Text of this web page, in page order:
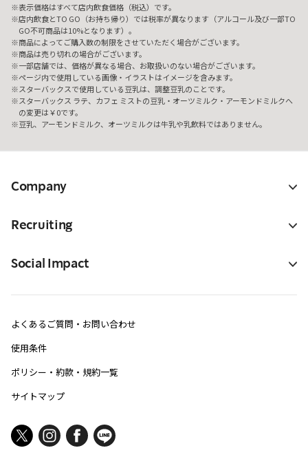
表示価格はすべて店内飲食価格（税込）です。
店内飲食とTO GO（お持ち帰り）では税率が異なります（アルコール及び一部TO
GO不可商品は10%となります）。
商品によってご購入数の制限をさせていただく場合がございます。
商品は売り切れの場合がございます。
一部店舗では、価格が異なる場合、お取扱いのない場合がございます。
ページ内で使用している画像・イラストはイメージを含みます。
スターバックスで使用している豆乳は、調整豆乳のことです。
スターバックス ラテ、カフェ ミストの豆乳・オーツミルク・アーモンドミルクへ
の変更は￥0です。
豆乳、アーモンドミルク、オーツミルクは牛乳や乳飲料ではありません。
Company
Recruiting
Social Impact
よくあるご質問・お問い合わせ
使用条件
ポリシー・約款・規約一覧
サイトマップ